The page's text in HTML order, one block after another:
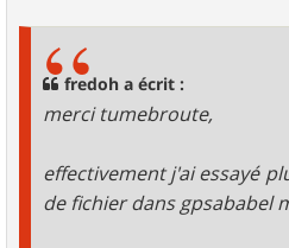
fredoh a écrit :
merci tumebroute,
effectivement j'ai essayé
de fichier dans gpsababel